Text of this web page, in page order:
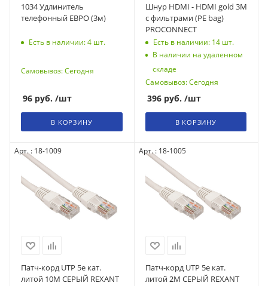
1034 Удлинитель
телефонный ЕВРО (3м)
Есть в наличии: 4 шт.
Самовывоз: Сегодня
96 руб. /шт
В КОРЗИНУ
Шнур HDMI - HDMI gold 3М
с фильтрами (PE bag)
PROCONNECT
Есть в наличии: 14шт.
В наличии на удаленном
складе
Самовывоз: Сегодня
396руб. /шт
В КОРЗИНУ
Арт. : 18-1009
Патч-корд UTP 5e кат.
литой 10М СЕРЫЙ REXANT
Арт. : 18-1005
Патч-корд UTP 5e кат.
литой 2М СЕРЫЙ REXANT